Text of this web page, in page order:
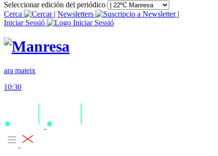
Seleccionar edición del periódico
Cerca
| Newsletters
|
Iniciar Sessió
ara mateix
10:30